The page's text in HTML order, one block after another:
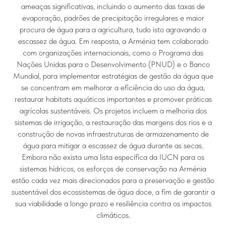
ameaças significativas, incluindo o aumento das taxas de
evaporação, padrões de precipitação irregulares e maior
procura de água para a agricultura, tudo isto agravando a
escassez de água. Em resposta, a Arménia tem colaborado
com organizações internacionais, como o Programa das
Nações Unidas para o Desenvolvimento (PNUD) e o Banco
Mundial, para implementar estratégias de gestão da água que
se concentram em melhorar a eficiência do uso da água,
restaurar habitats aquáticos importantes e promover práticas
agrícolas sustentáveis. Os projetos incluem a melhoria dos
sistemas de irrigação, a restauração das margens dos rios e a
construção de novas infraestruturas de armazenamento de
água para mitigar a escassez de água durante as secas.
Embora não exista uma lista específica da IUCN para os
sistemas hídricos, os esforços de conservação na Arménia
estão cada vez mais direcionados para a preservação e gestão
sustentável dos ecossistemas de água doce, a fim de garantir a
sua viabilidade a longo prazo e resiliência contra os impactos
climáticos.